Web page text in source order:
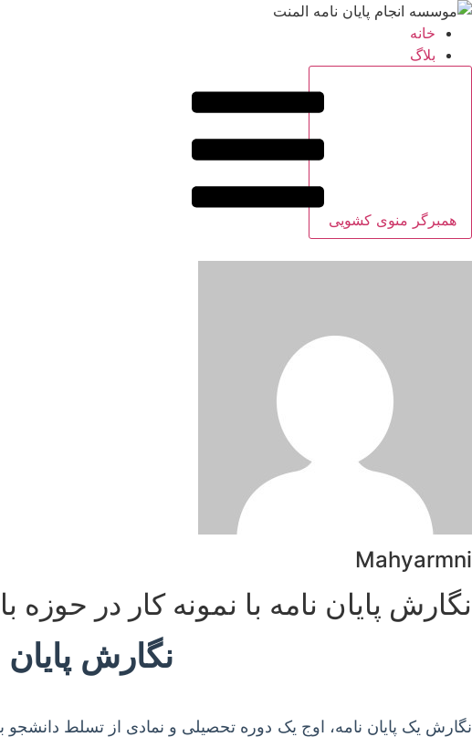
خانه
بلاگ
همبرگر منوی کشویی
Mahyarmni
نگارش پایان نامه با نمونه کار در حوزه
نگارش پایان
نگارش یک پایان نامه، اوج یک دوره تحصیلی و نمادی از تسلط دانشجو